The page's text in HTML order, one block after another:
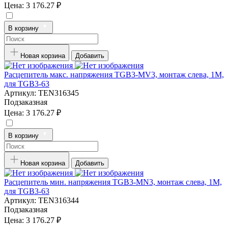
Цена: 3 176.27 ₽
В корзину
Новая корзина Добавить
Расцепитель макс. напряжения TGB3-MV3, монтаж слева, 1M,
для TGB3-63
Артикул: TEN316345
Подзаказная
Цена: 3 176.27 ₽
В корзину
Новая корзина Добавить
Расцепитель мин. напряжения TGB3-MN3, монтаж слева, 1M,
для TGB3-63
Артикул: TEN316344
Подзаказная
Цена: 3 176.27 ₽